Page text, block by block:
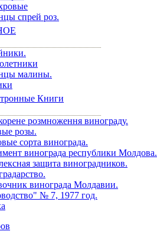
спрей роз.
малины.
Книги
розмноження винограду.
розы.
сорта винограда.
винограда республики Молдова.
защита виноградников.
винограда Молдавии.
№ 7, 1977 год.